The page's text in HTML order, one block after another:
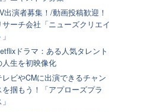
出演者募集！/動画投稿歓迎！
サーチ会社「ニューズクリエイ
ドラマ：ある人気タレント
人生を初映像化
レビやCMに出演できるチャン
を掴もう！「アプローズプラ